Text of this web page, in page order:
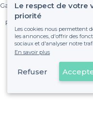
Gagnez de nombreux
Pas de commissions et
fixe sans
Référencer
Le respect de votre
priorité
Les cookies nous permettent
les annonces, d'offrir des
sociaux et d'analyser notre
En savoir plus
Refuser